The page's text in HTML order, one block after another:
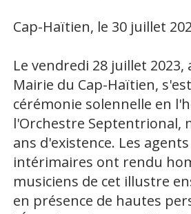
Cap-Haïtien, le 30 juillet
Le vendredi 28 juillet 2023,
Mairie du Cap-Haïtien,
cérémonie solennelle en
l'Orchestre Septentrional,
ans d'existence. Les
intérimaires ont rendu
musiciens de cet illustre
en présence de hautes